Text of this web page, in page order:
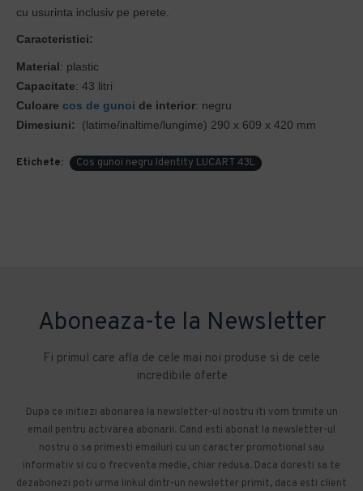
cu usurinta inclusiv pe perete.
Caracteristici:
Material: plastic
Capacitate: 43 litri
Culoare cos de gunoi de interior: negru
Dimesiuni:
(latime/inaltime/lungime) 290 x 609 x 420 mm
Etichete: Cos gunoi negru Identity LUCART 43L
Aboneaza-te la Newsletter
Fi primul care afla de cele mai noi produse si de cele
incredibile oferte
Dupa ce initiezi abonarea la newsletter-ul nostru iti vom trimite un
email pentru activarea abonarii. Cand esti abonat la newsletter-ul
nostru o sa primesti emailuri cu un caracter promotional sau
informativ si cu o frecventa medie, chiar redusa. Daca doresti sa te
dezabonezi poti urma linkul dintr-un newsletter primit, daca esti client